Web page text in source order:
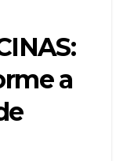
a